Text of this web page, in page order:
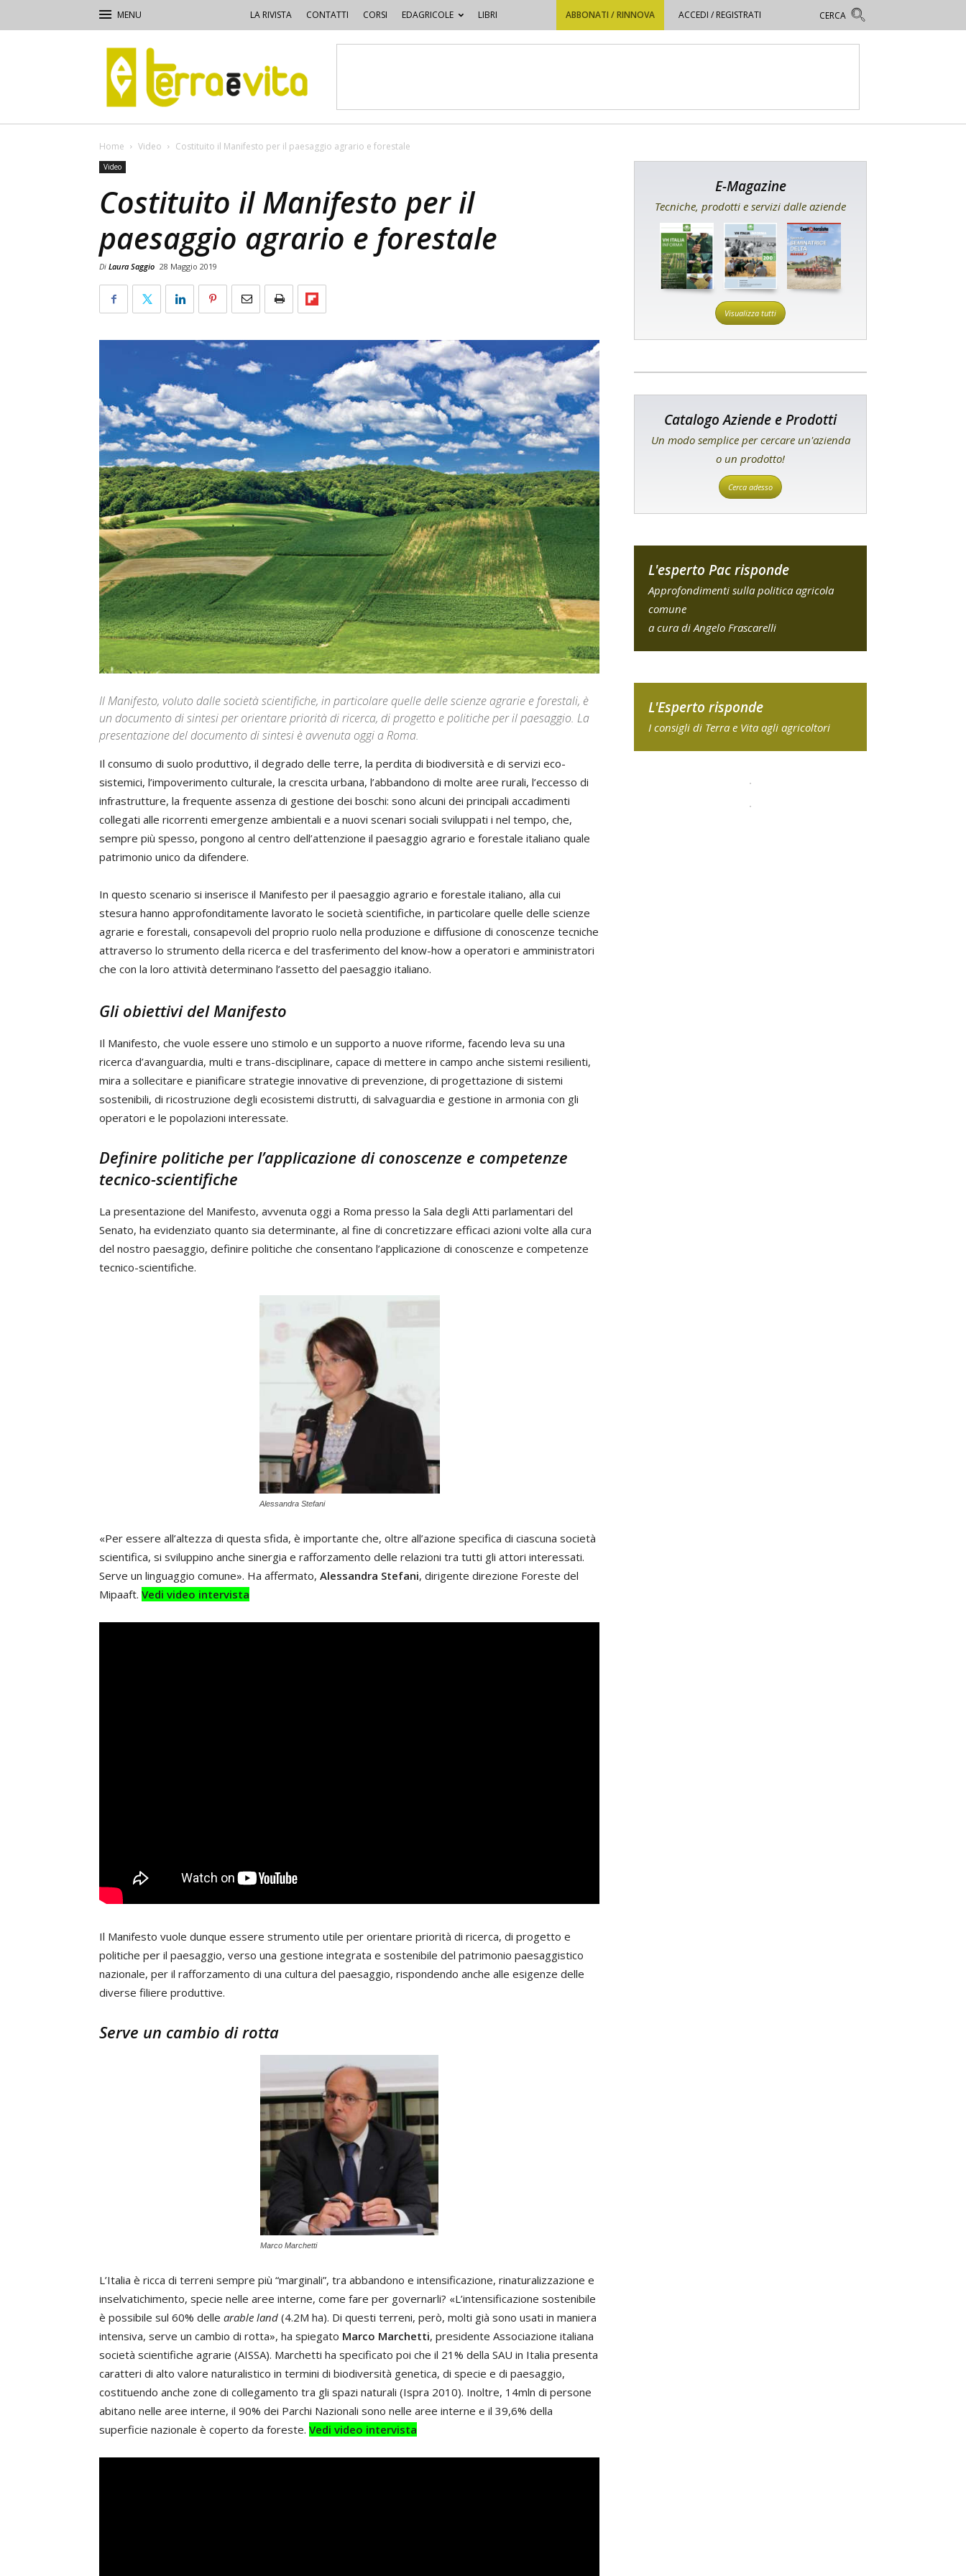
LA RIVISTA CONTATTI CORSI EDAGRICOLE LIBRI ABBONATI / RINNOVA ACCEDI / REGISTRATI
Terra
e
Vita
Home Video Costituito il Manifesto per il paesaggio agrario e forestale
Video
Costituito il Manifesto per il
paesaggio agrario e forestale
Di Laura Saggio 28 Maggio 2019
Il Manifesto, voluto dalle società scientifiche, in particolare quelle delle scienze agrarie e forestali, è
un documento di sintesi per orientare priorità di ricerca, di progetto e politiche per il paesaggio. La
presentazione del documento di sintesi è avvenuta oggi a Roma.
Il consumo di suolo produttivo, il degrado delle terre, la perdita di biodiversità e di servizi eco-
sistemici, l’impoverimento culturale, la crescita urbana, l’abbandono di molte aree rurali, l’eccesso di
infrastrutture, la frequente assenza di gestione dei boschi: sono alcuni dei principali accadimenti
collegati alle ricorrenti emergenze ambientali e a nuovi scenari sociali sviluppati i nel tempo, che,
sempre più spesso, pongono al centro dell’attenzione il paesaggio agrario e forestale italiano quale
patrimonio unico da difendere.
In questo scenario si inserisce il Manifesto per il paesaggio agrario e forestale italiano, alla cui
stesura hanno approfonditamente lavorato le società scientifiche, in particolare quelle delle scienze
agrarie e forestali, consapevoli del proprio ruolo nella produzione e diffusione di conoscenze tecniche
attraverso lo strumento della ricerca e del trasferimento del know-how a operatori e amministratori
che con la loro attività determinano l’assetto del paesaggio italiano.
Gli obiettivi del Manifesto
Il Manifesto, che vuole essere uno stimolo e un supporto a nuove riforme, facendo leva su una
ricerca d’avanguardia, multi e trans-disciplinare, capace di mettere in campo anche sistemi resilienti,
mira a sollecitare e pianificare strategie innovative di prevenzione, di progettazione di sistemi
sostenibili, di ricostruzione degli ecosistemi distrutti, di salvaguardia e gestione in armonia con gli
operatori e le popolazioni interessate.
Definire politiche per l’applicazione di conoscenze e competenze
tecnico-scientifiche
La presentazione del Manifesto, avvenuta oggi a Roma presso la Sala degli Atti parlamentari del
Senato, ha evidenziato quanto sia determinante, al fine di concretizzare efficaci azioni volte alla cura
del nostro paesaggio, definire politiche che consentano l’applicazione di conoscenze e competenze
tecnico-scientifiche.
Alessandra Stefani
«Per essere all’altezza di questa sfida, è importante che, oltre all’azione specifica di ciascuna società
scientifica, si sviluppino anche sinergia e rafforzamento delle relazioni tra tutti gli attori interessati.
Serve un linguaggio comune». Ha affermato, Alessandra Stefani, dirigente direzione Foreste del
Mipaaft. Vedi video intervista
Il Manifesto vuole dunque essere strumento utile per orientare priorità di ricerca, di progetto e
politiche per il paesaggio, verso una gestione integrata e sostenibile del patrimonio paesaggistico
nazionale, per il rafforzamento di una cultura del paesaggio, rispondendo anche alle esigenze delle
diverse filiere produttive.
Serve un cambio di rotta
Marco Marchetti
L’Italia è ricca di terreni sempre più “marginali”, tra abbandono e intensificazione, rinaturalizzazione e
inselvatichimento, specie nelle aree interne, come fare per governarli? «L’intensificazione sostenibile
è possibile sul 60% delle arable land (4.2M ha). Di questi terreni, però, molti già sono usati in maniera
intensiva, serve un cambio di rotta», ha spiegato Marco Marchetti, presidente Associazione italiana
società scientifiche agrarie (AISSA). Marchetti ha specificato poi che il 21% della SAU in Italia presenta
caratteri di alto valore naturalistico in termini di biodiversità genetica, di specie e di paesaggio,
costituendo anche zone di collegamento tra gli spazi naturali (Ispra 2010). Inoltre, 14mln di persone
abitano nelle aree interne, il 90% dei Parchi Nazionali sono nelle aree interne e il 39,6% della
superficie nazionale è coperto da foreste. Vedi video intervista
E-Magazine
Tecniche, prodotti e servizi dalle aziende
Visualizza tutti
Catalogo Aziende e Prodotti
Un modo semplice per cercare un'azienda
o un prodotto!
Cerca adesso
L'esperto Pac risponde
Approfondimenti sulla politica agricola
comune
a cura di Angelo Frascarelli
L'Esperto risponde
I consigli di Terra e Vita agli agricoltori